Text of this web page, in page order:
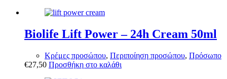
προϊόν
πολλαπλές
παραλλαγές.
επιλογές
μπορούν
Biolife Lift Power – 24h Cream 50ml
Κρέμες προσώπου, Περιποίηση προσώπου, Πρόσωπο
€27,50 Προσθήκη στο καλάθι